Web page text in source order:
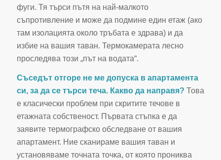
фуги. Тя търси пътя на най-малкото
съпротивление и може да подмине един етаж (ако
там изолацията около тръбата е здрава) и да
избие на вашия таван. Термокамерата лесно
проследява този „път на водата“.
Съседът отгоре не ме допуска в апартамента
си, за да се търси теча. Какво да направя? Това
е класически проблем при скритите течове в
етажната собственост. Първата стъпка е да
заявите термографско обследване от вашия
апартамент. Ние сканираме вашия таван и
установяваме точната точка, от която прониква